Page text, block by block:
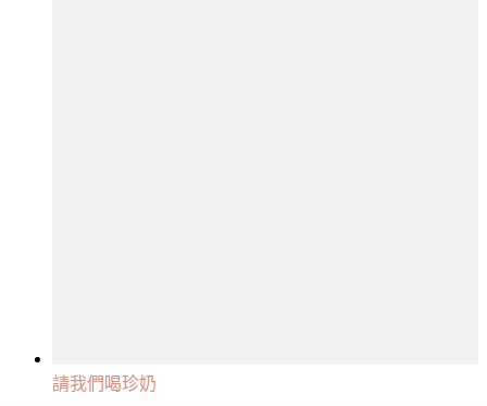
請我們喝珍奶